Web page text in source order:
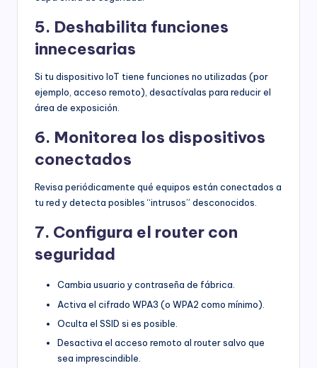
5. Deshabilita funciones
innecesarias
Si tu dispositivo IoT tiene funciones no utilizadas (por
ejemplo, acceso remoto), desactívalas para reducir el
área de exposición.
6. Monitorea los dispositivos
conectados
Revisa periódicamente qué equipos están conectados a
tu red y detecta posibles “intrusos” desconocidos.
7. Configura el router con
seguridad
Cambia usuario y contraseña de fábrica.
Activa el cifrado WPA3 (o WPA2 como mínimo).
Oculta el SSID si es posible.
Desactiva el acceso remoto al router salvo que
sea imprescindible.